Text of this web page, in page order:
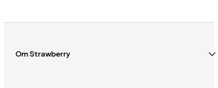
Om Strawberry